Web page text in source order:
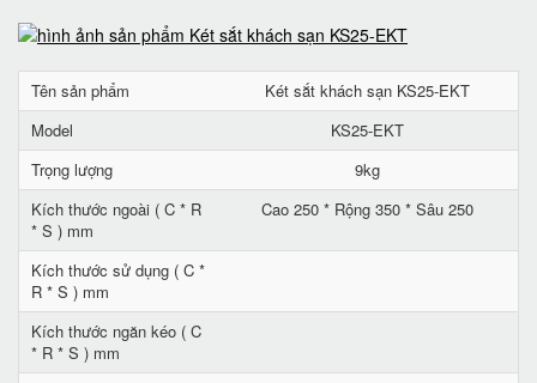
Tên sản phẩm
Két sắt khách sạn KS25-EKT
Model
KS25-EKT
Trọng lượng
9kg
Kích thước ngoài ( C * R
* S ) mm
Cao 250 * Rộng 350 * Sâu 250
Kích thước sử dụng ( C *
R * S ) mm
Kích thước ngăn kéo ( C
* R * S ) mm